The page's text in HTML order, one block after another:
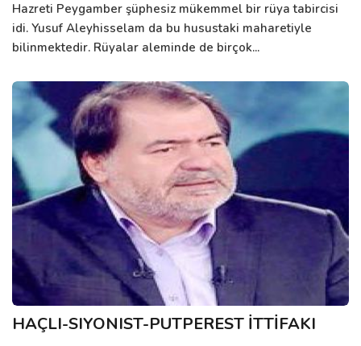
Hazreti Peygamber şüphesiz mükemmel bir rüya tabircisi
idi. Yusuf Aleyhisselam da bu husustaki maharetiyle
bilinmektedir. Rüyalar aleminde de birçok...
HAÇLI-SIYONIST-PUTPEREST İTTİFAKI